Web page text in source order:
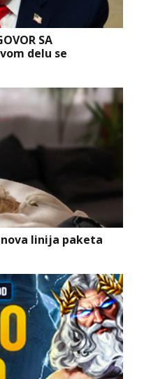
SA
delu se
linija paketa